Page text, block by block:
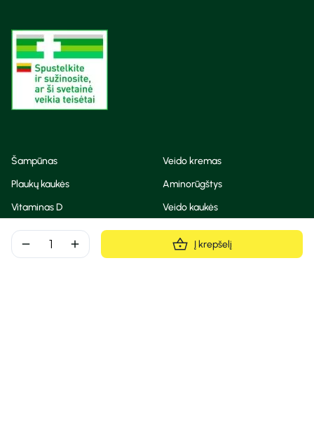
remove add Į krepšelį
Šampūnas
Veido kremas
Plaukų kaukės
Aminorūgštys
Vitaminas D
Veido kaukės
Korėjietiška kosmetika
Eteriniai aliejai
Dezodorantas
BB ir CC kremas